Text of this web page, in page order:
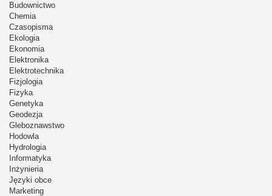
Budownictwo
Chemia
Czasopisma
Ekologia
Ekonomia
Elektronika
Elektrotechnika
Fizjologia
Fizyka
Genetyka
Geodezja
Gleboznawstwo
Hodowla
Hydrologia
Informatyka
Inżynieria
Języki obce
Marketing